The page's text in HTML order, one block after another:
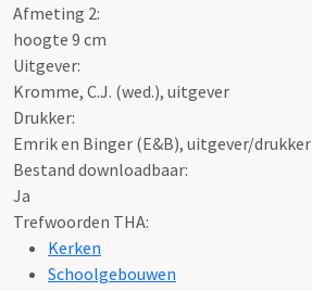
Afmeting 2:
hoogte 9 cm
Uitgever:
Kromme, C.J. (wed.), uitgever
Drukker:
Emrik en Binger (E&B), uitgever/drukker
Bestand downloadbaar:
Ja
Trefwoorden THA:
Kerken
Schoolgebouwen